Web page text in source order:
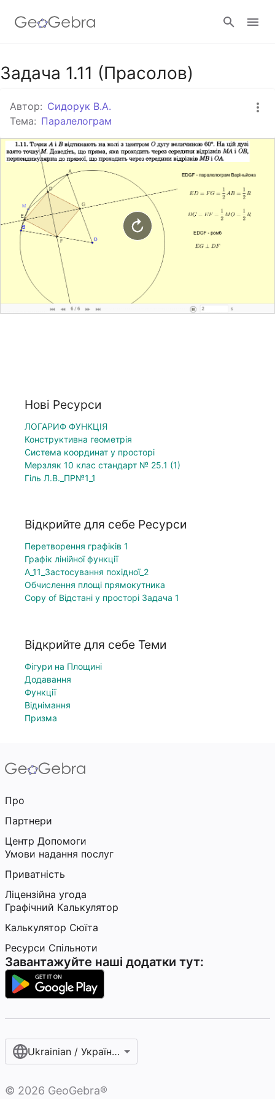
Google Клас
GeoGebra Клас
Увійти
Задача 1.11 (Прасолов)
Автор: Сидорук В.А.
Тема: Паралелограм
Нові Ресурси
ЛОГАРИФ ФУНКЦІЯ
Конструктивна геометрія
Система координат у просторі
Мерзляк 10 клас стандарт № 25.1 (1)
Гіль Л.В._ПР№1_1
Відкрийте для себе Ресурси
Перетворення графіків 1
Графік лінійної функції
А_11_Застосування похідної_2
Обчислення площі прямокутника
Copy of Відстані у просторі Задача 1
Відкрийте для себе Теми
Фігури на Площині
Додавання
Функції
Віднімання
Призма
Про
Партнери
Центр Допомоги
Умови надання послуг
Приватність
Ліцензійна угода
Графічний Калькулятор
Калькулятор Сюїта
Ресурси Спільноти
Завантажуйте наші додатки тут:
Ukrainian / Українська мова‎
© 2026 GeoGebra®